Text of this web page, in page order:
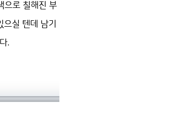
으로 칠해진 부
실 텐데 남기
.